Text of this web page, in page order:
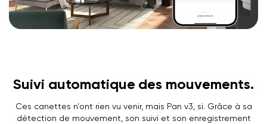
Suivi automatique des mouvements.
Ces canettes n'ont rien vu venir, mais Pan v3, si. Grâce à sa
détection de mouvement, son suivi et son enregistrement